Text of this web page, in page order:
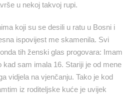
u nekoj takvoj rupi.
koji su se desili u ratu u Bosni i
ispovijest me skamenila. Svi
tih ženski glas progovara: Imam
kad sam imala 16. Stariji je od mene
vidjela na vjenčanju. Tako je kod
iz roditeljske kuće je uvijek